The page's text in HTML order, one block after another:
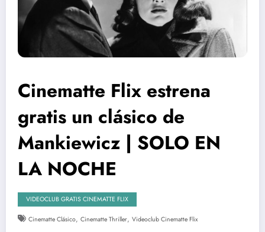
Cinematte Flix estrena
gratis un clásico de
Mankiewicz | SOLO EN
LA NOCHE
VIDEOCLUB GRATIS CINEMATTE FLIX
Cinematte Clásico, Cinematte Thriller, Videoclub Cinematte Flix